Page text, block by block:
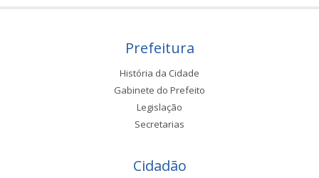
Prefeitura
História da Cidade
Gabinete do Prefeito
Legislação
Secretarias
Cidadão